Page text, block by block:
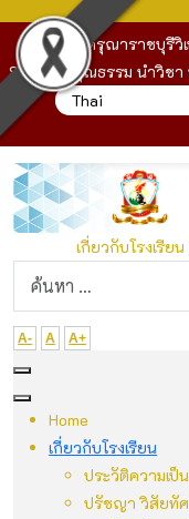
โรงเรียนดรุณาราชบุรีวิเ
School : คุณธรรม นำวิช
เกี่ยวกับโรงเรียน
A- A A+
Home
เกี่ยวกับโรงเรียน
ประวัติความเป็
ปรัชญา วิสัยทั